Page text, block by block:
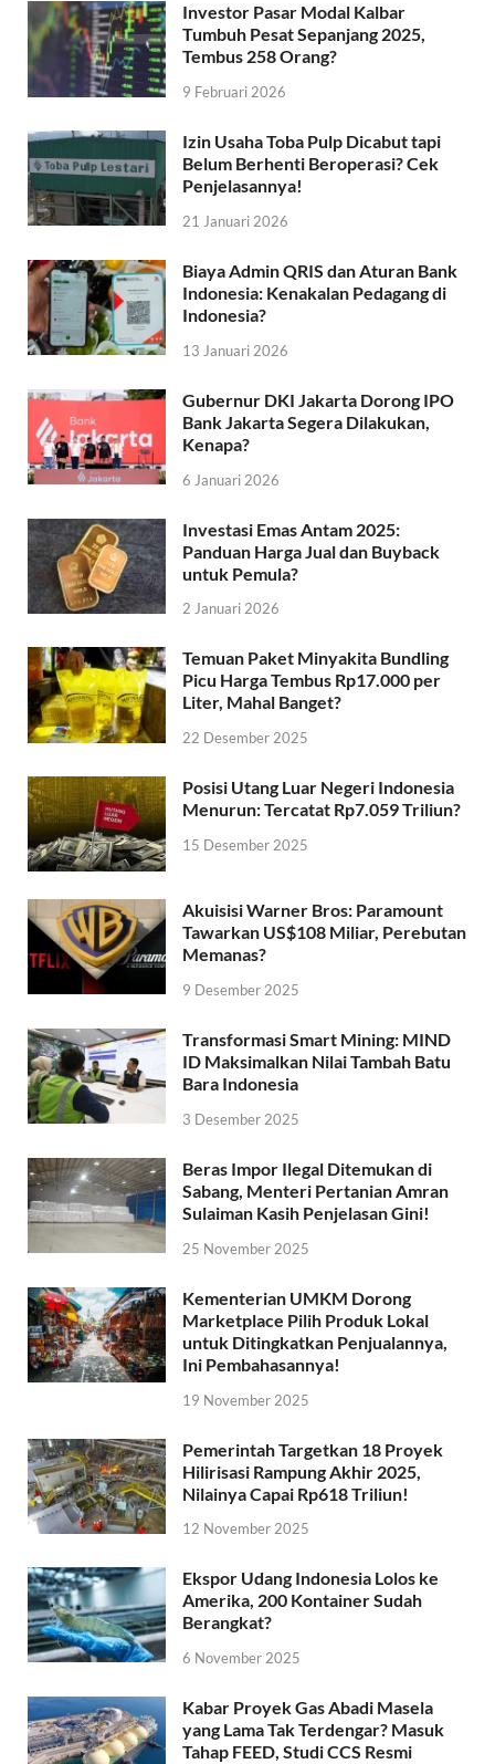
Investor Pasar Modal Kalbar
Tumbuh Pesat Sepanjang 2025,
Tembus 258 Orang?
9 Februari 2026
Izin Usaha Toba Pulp Dicabut tapi
Belum Berhenti Beroperasi? Cek
Penjelasannya!
21 Januari 2026
Biaya Admin QRIS dan Aturan Bank
Indonesia: Kenakalan Pedagang di
Indonesia?
13 Januari 2026
Gubernur DKI Jakarta Dorong IPO
Bank Jakarta Segera Dilakukan,
Kenapa?
6 Januari 2026
Investasi Emas Antam 2025:
Panduan Harga Jual dan Buyback
untuk Pemula?
2 Januari 2026
Temuan Paket Minyakita Bundling
Picu Harga Tembus Rp17.000 per
Liter, Mahal Banget?
22 Desember 2025
Posisi Utang Luar Negeri Indonesia
Menurun: Tercatat Rp7.059 Triliun?
15 Desember 2025
Akuisisi Warner Bros: Paramount
Tawarkan US$108 Miliar, Perebutan
Memanas?
9 Desember 2025
Transformasi Smart Mining: MIND
ID Maksimalkan Nilai Tambah Batu
Bara Indonesia
3 Desember 2025
Beras Impor Ilegal Ditemukan di
Sabang, Menteri Pertanian Amran
Sulaiman Kasih Penjelasan Gini!
25 November 2025
Kementerian UMKM Dorong
Marketplace Pilih Produk Lokal
untuk Ditingkatkan Penjualannya,
Ini Pembahasannya!
19 November 2025
Pemerintah Targetkan 18 Proyek
Hilirisasi Rampung Akhir 2025,
Nilainya Capai Rp618 Triliun!
12 November 2025
Ekspor Udang Indonesia Lolos ke
Amerika, 200 Kontainer Sudah
Berangkat?
6 November 2025
Kabar Proyek Gas Abadi Masela
yang Lama Tak Terdengar? Masuk
Tahap FEED, Studi CCS Resmi